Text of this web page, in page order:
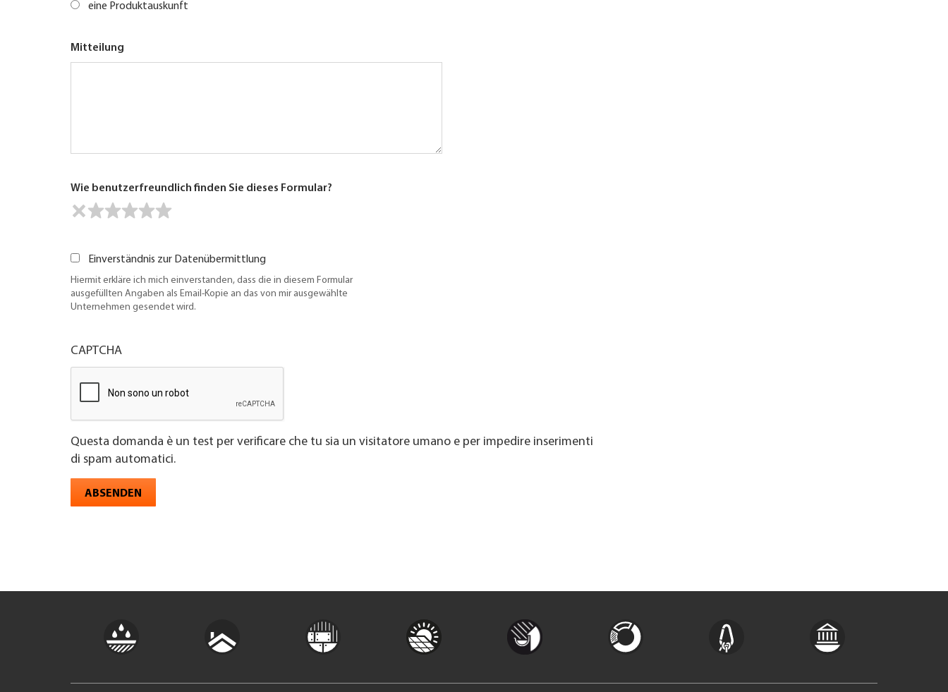
eine Produktauskunft
Mitteilung
Wie benutzerfreundlich finden Sie dieses Formular?
Einverständnis zur Datenübermittlung
Hiermit erkläre ich mich einverstanden, dass die in diesem Formular
ausgefüllten Angaben als Email-Kopie an das von mir ausgewählte
Unternehmen gesendet wird.
CAPTCHA
Questa domanda è un test per verificare che tu sia un visitatore umano e per impedire inserimenti
di spam automatici.
ABSENDEN